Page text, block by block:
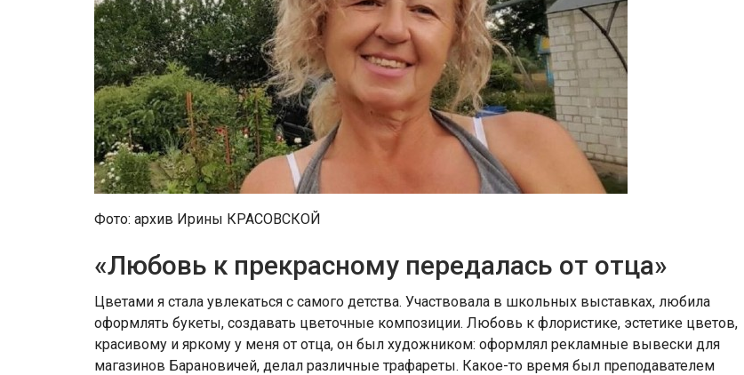
Фото: архив Ирины КРАСОВСКОЙ
«Любовь к прекрасному передалась от отца»
Цветами я стала увлекаться с самого детства. Участвовала в школьных выставках, любила
оформлять букеты, создавать цветочные композиции. Любовь к флористике, эстетике цветов,
красивому и яркому у меня от отца, он был художником: оформлял рекламные вывески для
магазинов Барановичей, делал различные трафареты. Какое-то время был преподавателем